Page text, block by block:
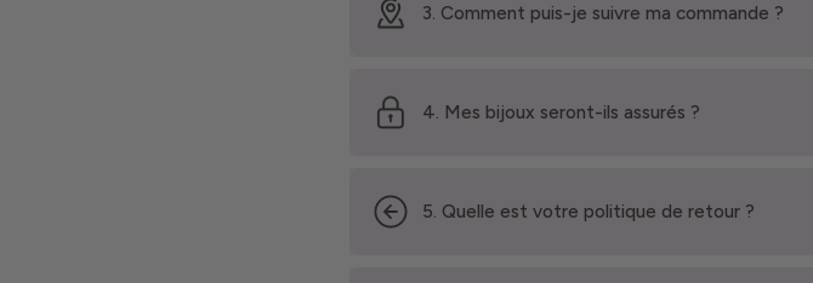
3. Comment puis-je suivre ma commande ?
4. Mes bijoux seront-ils assurés ?
5. Quelle est votre politique de retour ?